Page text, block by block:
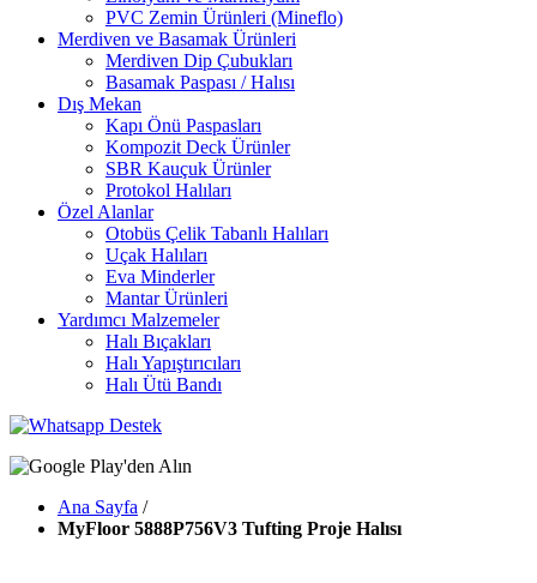
PVC Zemin Ürünleri (Mineflo)
Merdiven ve Basamak Ürünleri
Merdiven Dip Çubukları
Basamak Paspası / Halısı
Dış Mekan
Kapı Önü Paspasları
Kompozit Deck Ürünler
SBR Kauçuk Ürünler
Protokol Halıları
Özel Alanlar
Otobüs Çelik Tabanlı Halıları
Uçak Halıları
Eva Minderler
Mantar Ürünleri
Yardımcı Malzemeler
Halı Bıçakları
Halı Yapıştırıcıları
Halı Ütü Bandı
Ana Sayfa /
MyFloor 5888P756V3 Tufting Proje Halısı